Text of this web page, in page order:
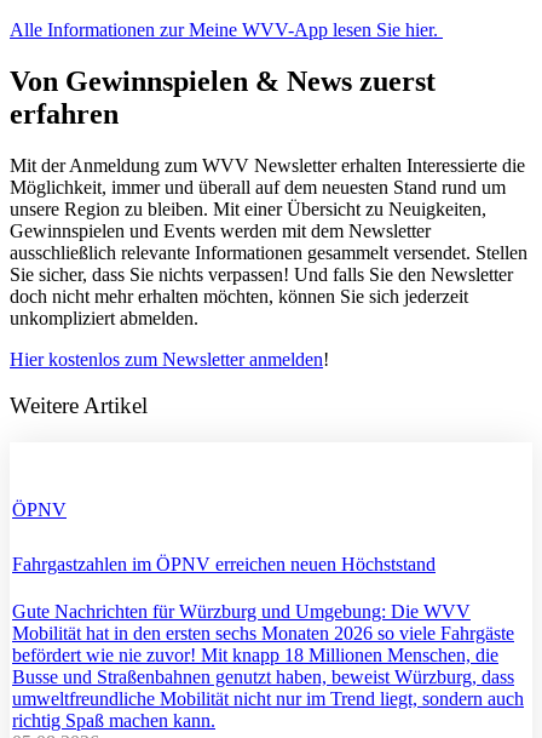
Alle Informationen zur Meine WVV-App lesen Sie hier.
Von Gewinnspielen & News zuerst
erfahren
Mit der Anmeldung zum WVV Newsletter erhalten Interessierte die
Möglichkeit, immer und überall auf dem neuesten Stand rund um
unsere Region zu bleiben. Mit einer Übersicht zu Neuigkeiten,
Gewinnspielen und Events werden mit dem Newsletter
ausschließlich relevante Informationen gesammelt versendet. Stellen
Sie sicher, dass Sie nichts verpassen! Und falls Sie den Newsletter
doch nicht mehr erhalten möchten, können Sie sich jederzeit
unkompliziert abmelden.
Hier kostenlos zum Newsletter anmelden!
Weitere Artikel
ÖPNV
Fahrgastzahlen im ÖPNV erreichen neuen Höchststand
Gute Nachrichten für Würzburg und Umgebung: Die WVV
Mobilität hat in den ersten sechs Monaten 2026 so viele Fahrgäste
befördert wie nie zuvor! Mit knapp 18 Millionen Menschen, die
Busse und Straßenbahnen genutzt haben, beweist Würzburg, dass
umweltfreundliche Mobilität nicht nur im Trend liegt, sondern auch
richtig Spaß machen kann.